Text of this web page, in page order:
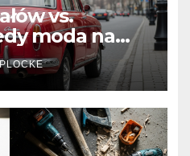
vs.
moda na
prowadzi do
w